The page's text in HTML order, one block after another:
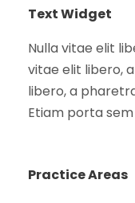
Text Widget
Nulla vitae elit
vitae elit libero,
libero, a
Etiam porta
Practice Areas